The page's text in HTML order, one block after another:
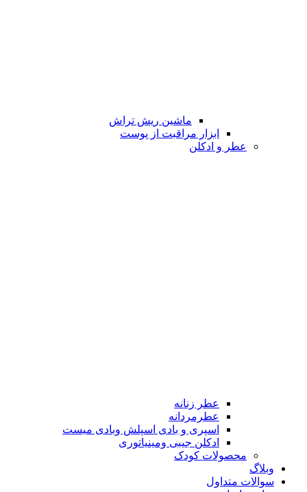
ماشین ریش تراش
ابزار مراقبت از پوست
عطر و ادکلن
عطر زنانه
عطرمردانه
اسپری و بادی اسپلش وبادی میست
ادکلن جیبی ومینیاتوری
محصولات کودک
وبلاگ
سوالات متداول